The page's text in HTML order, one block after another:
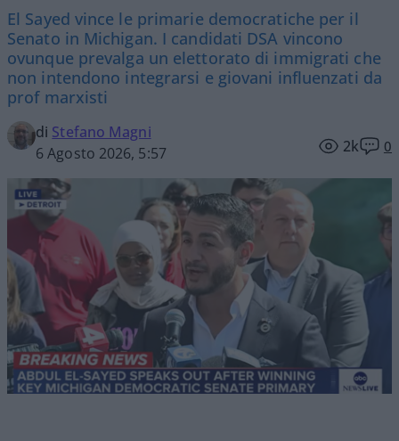
El Sayed vince le primarie democratiche per il
Senato in Michigan. I candidati DSA vincono
ovunque prevalga un elettorato di immigrati che
non intendono integrarsi e giovani influenzati da
prof marxisti
di Stefano Magni
6 Agosto 2026, 5:57
2k 0